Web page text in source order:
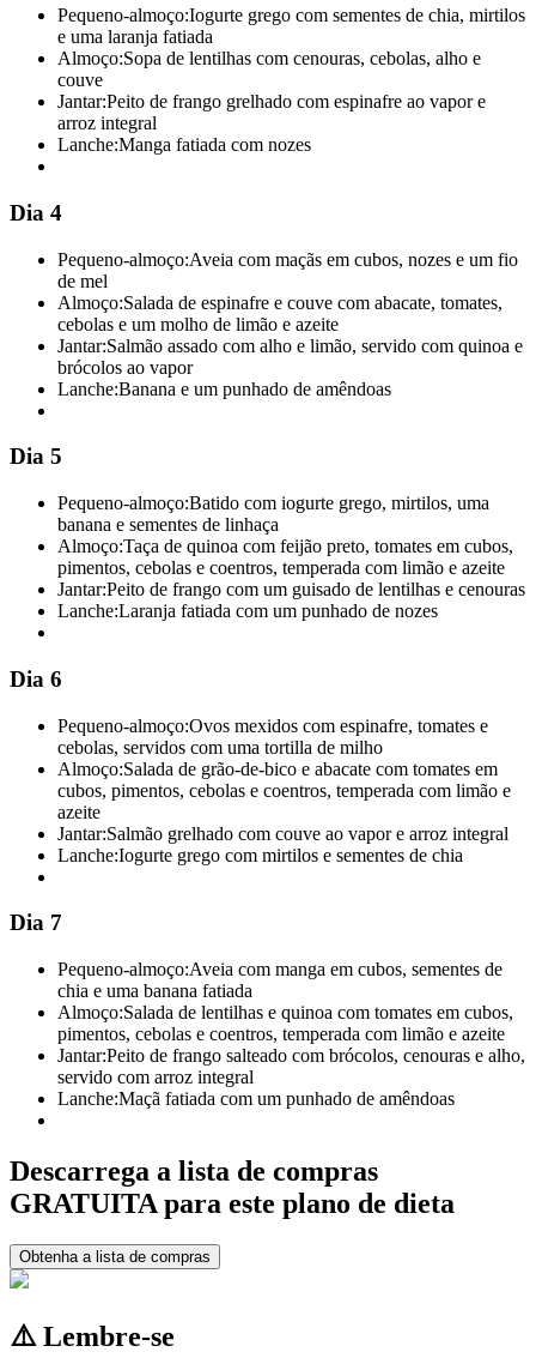
Pequeno-almoço:Iogurte grego com sementes de chia, mirtilos
e uma laranja fatiada
Almoço:Sopa de lentilhas com cenouras, cebolas, alho e
couve
Jantar:Peito de frango grelhado com espinafre ao vapor e
arroz integral
Lanche:Manga fatiada com nozes
Dia 4
Pequeno-almoço:Aveia com maçãs em cubos, nozes e um fio
de mel
Almoço:Salada de espinafre e couve com abacate, tomates,
cebolas e um molho de limão e azeite
Jantar:Salmão assado com alho e limão, servido com quinoa e
brócolos ao vapor
Lanche:Banana e um punhado de amêndoas
Dia 5
Pequeno-almoço:Batido com iogurte grego, mirtilos, uma
banana e sementes de linhaça
Almoço:Taça de quinoa com feijão preto, tomates em cubos,
pimentos, cebolas e coentros, temperada com limão e azeite
Jantar:Peito de frango com um guisado de lentilhas e cenouras
Lanche:Laranja fatiada com um punhado de nozes
Dia 6
Pequeno-almoço:Ovos mexidos com espinafre, tomates e
cebolas, servidos com uma tortilla de milho
Almoço:Salada de grão-de-bico e abacate com tomates em
cubos, pimentos, cebolas e coentros, temperada com limão e
azeite
Jantar:Salmão grelhado com couve ao vapor e arroz integral
Lanche:Iogurte grego com mirtilos e sementes de chia
Dia 7
Pequeno-almoço:Aveia com manga em cubos, sementes de
chia e uma banana fatiada
Almoço:Salada de lentilhas e quinoa com tomates em cubos,
pimentos, cebolas e coentros, temperada com limão e azeite
Jantar:Peito de frango salteado com brócolos, cenouras e alho,
servido com arroz integral
Lanche:Maçã fatiada com um punhado de amêndoas
Descarrega a lista de compras
GRATUITA para este plano de dieta
Obtenha a lista de compras
⚠️ Lembre-se